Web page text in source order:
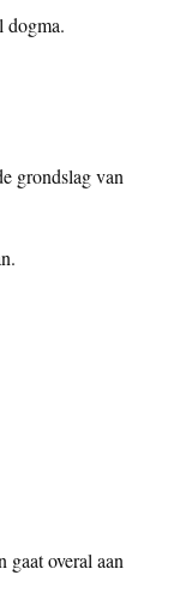
dogma.
grondslag van
overal aan